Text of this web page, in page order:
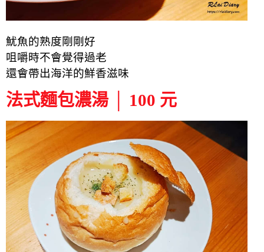
魷魚的熟度剛剛好
咀嚼時不會覺得過老
還會帶出海洋的鮮香滋味
法式麵包濃湯 │ 100 元